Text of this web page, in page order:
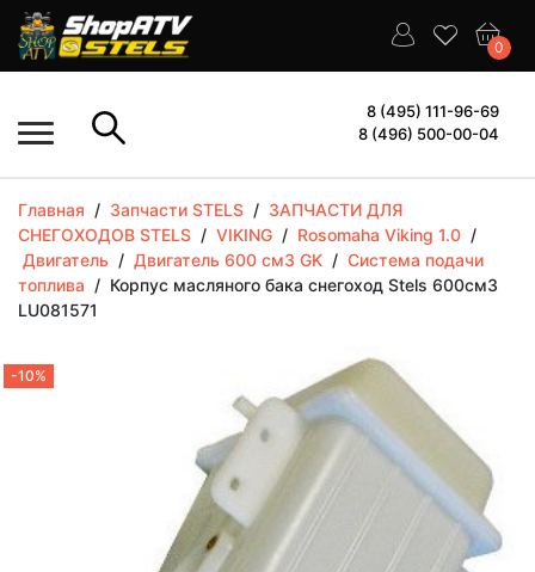
0
8 (495) 111-96-69
8 (496) 500-00-04
Главная / Запчасти STELS / ЗАПЧАСТИ ДЛЯ
СНЕГОХОДОВ STELS / VIKING / Rosomaha Viking 1.0 /
Двигатель / Двигатель 600 см3 GK / Система подачи
топлива / Корпус масляного бака снегоход Stels 600см3
LU081571
-10%